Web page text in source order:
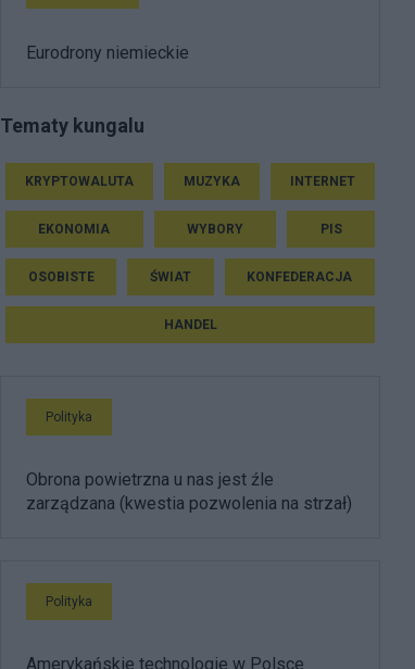
Eurodrony niemieckie
Tematy kungalu
KRYPTOWALUTA MUZYKA INTERNET
EKONOMIA WYBORY PIS
OSOBISTE ŚWIAT KONFEDERACJA
HANDEL
Polityka
Obrona powietrzna u nas jest źle
zarządzana (kwestia pozwolenia na strzał)
Polityka
Amerykańskie technologie w Polsce